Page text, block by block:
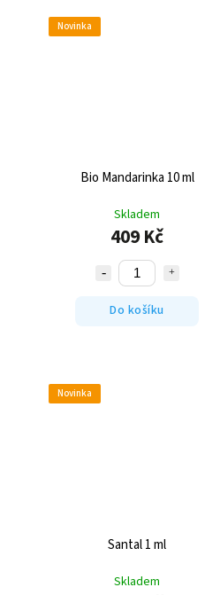
Novinka
Bio Mandarinka 10 ml
Skladem
409 Kč
Do košíku
Novinka
Santal 1 ml
Skladem